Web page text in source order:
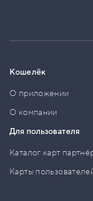
Кошелёк
О приложении
О компании
Для пользователя
Каталог карт
Карты